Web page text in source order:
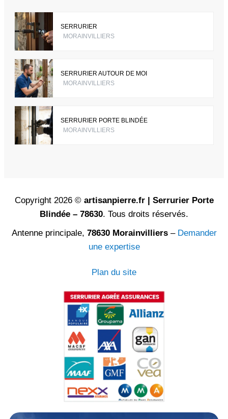
SERRURIER
MORAINVILLIERS
SERRURIER AUTOUR DE MOI
MORAINVILLIERS
SERRURIER PORTE BLINDÉE
MORAINVILLIERS
Copyright 2026 © artisanpierre.fr | Serrurier Porte
Blindée – 78630. Tous droits réservés.
Antenne principale, 78630 Morainvilliers– Demander
une expertise
Plan du site